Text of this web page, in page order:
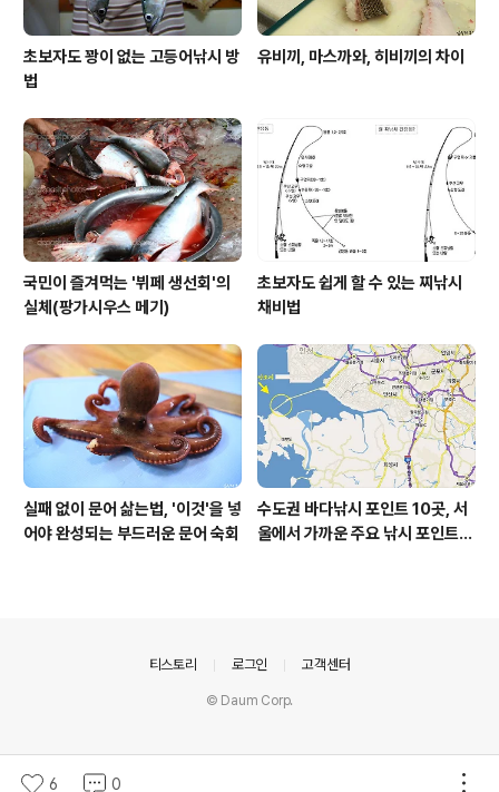
초보자도 꽝이 없는 고등어낚시 방
법
유비끼, 마스까와, 히비끼의 차이
국민이 즐겨먹는 '뷔페 생선회'의
실체(팡가시우스 메기)
초보자도 쉽게 할 수 있는 찌낚시
채비법
실패 없이 문어 삶는법, '이것'을 넣
어야 완성되는 부드러운 문어 숙회
수도권 바다낚시 포인트 10곳, 서
울에서 가까운 주요 낚시 포인트
6 0
티스토리 로그인 고객센터
© Daum Corp.